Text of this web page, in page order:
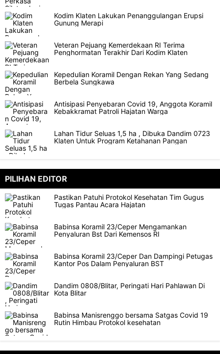
Kodim Klaten Lakukan Penanggulangan Erupsi
Gunung Merapi
Veteran Pejuang Kemerdekaan RI Terima
Penghormatan Terakhir Dari Kodim Klaten
Kepedulian Koramil Dengan Rekan Yang Sedang
Berbela Sungkawa
Antisipasi Penyebaran Covid 19, Anggota Koramil
Kebakkramat Patroli Hajatan Warga
Lahan Tidur Seluas 1,5 ha , Dibuka Dandim 0723
Klaten Untuk Program Ketahanan Pangan
PILIHAN EDITOR
Pastikan Patuhi Protokol Kesehatan Tim Gugus
Tugas Pantau Acara Hajatan
Babinsa Koramil 23/Ceper Mengamankan
Penyaluran Bst Dari Kemensos RI
Babinsa Koramil 23/Ceper Dan Dampingi Petugas
Kantor Pos Dalam Penyaluran BST
Dandim 0808/Blitar, Peringati Hari Pahlawan Di
Kota Blitar
Babinsa Manisrenggo bersama Satgas Covid 19
Rutin Himbau Protokol kesehatan